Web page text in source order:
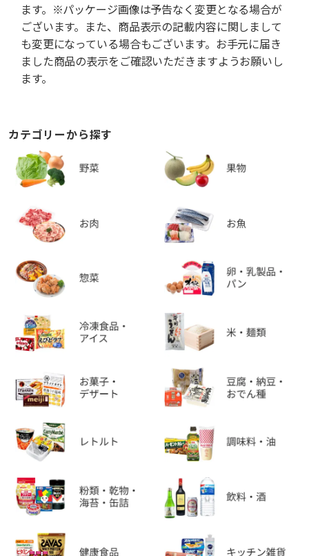
ます。※パッケージ画像は予告なく変更となる場合が
ございます。また、商品表示の記載内容に関しまして
も変更になっている場合もございます。お手元に届き
ました商品の表示をご確認いただきますようお願いし
ます。
カテゴリーから探す